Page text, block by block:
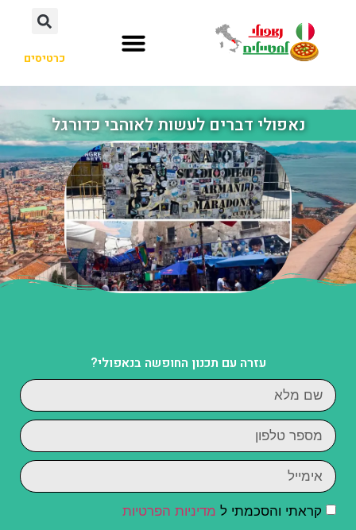
כרטיסים
נאפולי דברים לעשות לאוהבי כדורגל
עזרה עם תכנון החופשה בנאפולי?
קראתי והסכמתי ל מדיניות הפרטיות